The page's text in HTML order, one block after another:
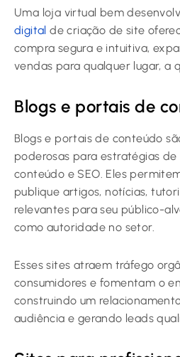
Uma loja virtual bem
digital de criação de site
compra segura e intuitiva,
vendas para qualquer lugar, a
Blogs e portais de
Blogs e portais de conteúdo
poderosas para estratégias
conteúdo e SEO. Eles
publique artigos, notícias,
relevantes para seu público-
como autoridade no setor.
Esses sites atraem tráfego
consumidores e fomentam o
construindo um
audiência e gerando leads